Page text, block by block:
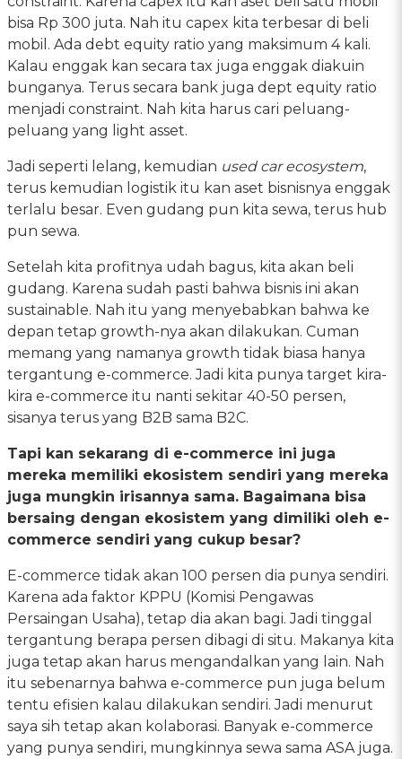
bisa Rp 300 juta. Nah itu capex kita terbesar di beli
mobil. Ada debt equity ratio yang maksimum 4 kali.
Kalau enggak kan secara tax juga enggak diakuin
bunganya. Terus secara bank juga dept equity ratio
menjadi constraint. Nah kita harus cari peluang-
peluang yang light asset.
Jadi seperti lelang, kemudian used car ecosystem,
terus kemudian logistik itu kan aset bisnisnya enggak
terlalu besar. Even gudang pun kita sewa, terus hub
pun sewa.
Setelah kita profitnya udah bagus, kita akan beli
gudang. Karena sudah pasti bahwa bisnis ini akan
sustainable. Nah itu yang menyebabkan bahwa ke
depan tetap growth-nya akan dilakukan. Cuman
memang yang namanya growth tidak biasa hanya
tergantung e-commerce. Jadi kita punya target kira-
kira e-commerce itu nanti sekitar 40-50 persen,
sisanya terus yang B2B sama B2C.
Tapi kan sekarang di e-commerce ini juga
mereka memiliki ekosistem sendiri yang mereka
juga mungkin irisannya sama. Bagaimana bisa
bersaing dengan ekosistem yang dimiliki oleh e-
commerce sendiri yang cukup besar?
E-commerce tidak akan 100 persen dia punya sendiri.
Karena ada faktor KPPU (Komisi Pengawas
Persaingan Usaha), tetap dia akan bagi. Jadi tinggal
tergantung berapa persen dibagi di situ. Makanya kita
juga tetap akan harus mengandalkan yang lain. Nah
itu sebenarnya bahwa e-commerce pun juga belum
tentu efisien kalau dilakukan sendiri. Jadi menurut
saya sih tetap akan kolaborasi. Banyak e-commerce
yang punya sendiri, mungkinnya sewa sama ASA juga.